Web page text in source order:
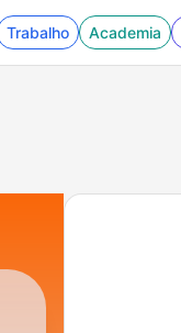
Trabalho Academia